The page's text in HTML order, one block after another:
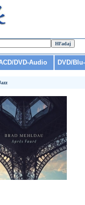
DVD-Audio DVD/